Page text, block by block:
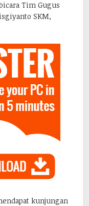
Tim Gugus
SKM,
kunjungan